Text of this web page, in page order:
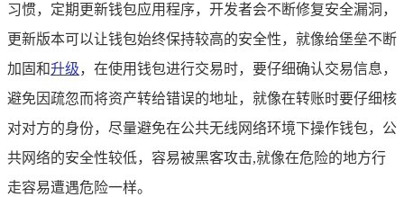
习惯，定期更新钱包应用程序，开发者会不断修复安全漏洞，
更新版本可以让钱包始终保持较高的安全性，就像给堡垒不断
加固和升级，在使用钱包进行交易时，要仔细确认交易信息，
避免因疏忽而将资产转给错误的地址，就像在转账时要仔细核
对对方的身份，尽量避免在公共无线网络环境下操作钱包，公
共网络的安全性较低，容易被黑客攻击,就像在危险的地方行
走容易遭遇危险一样。